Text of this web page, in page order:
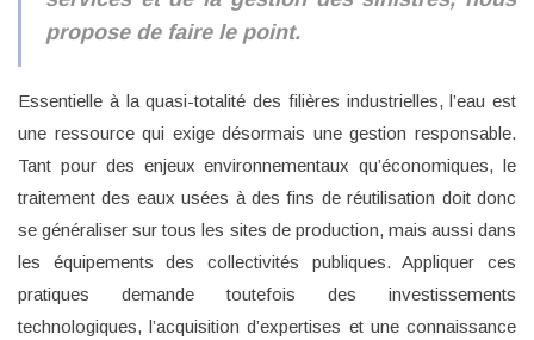
propose de faire le point.
Essentielle à la quasi-totalité des filières industrielles, l’eau est
une ressource qui exige désormais une gestion responsable.
Tant pour des enjeux environnementaux qu’économiques, le
traitement des eaux usées à des fins de réutilisation doit donc
se généraliser sur tous les sites de production, mais aussi dans
les équipements des collectivités publiques. Appliquer ces
pratiques demande toutefois des investissements
technologiques, l’acquisition d’expertises et une connaissance